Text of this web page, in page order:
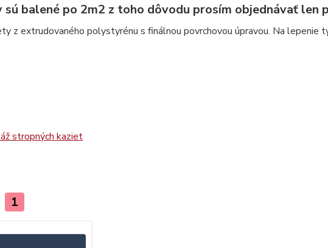
balené po 2m2 z toho dôvodu prosím objednávať len
z extrudovaného polystyrénu s finálnou povrchovou úpravou. Na lepenie
stropných kaziet
1